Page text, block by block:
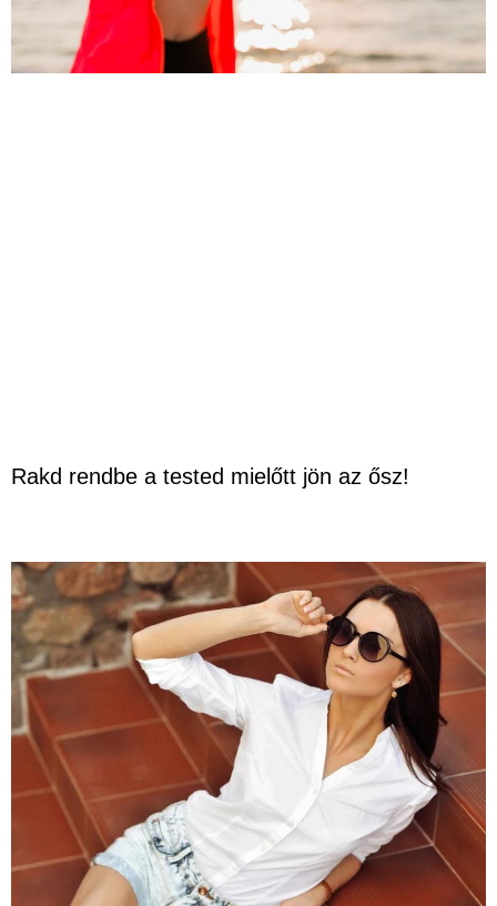
Rakd rendbe a tested mielőtt jön az ősz!